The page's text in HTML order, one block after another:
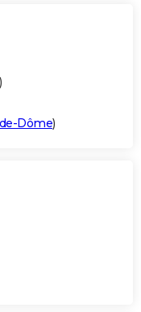
)
Dôme)